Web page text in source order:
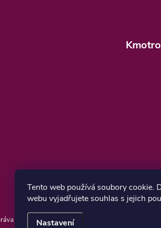
Tento web používá soubory cookie.
webu vyjadřujete souhlas s jejich
Nastavení
vyhrazena.